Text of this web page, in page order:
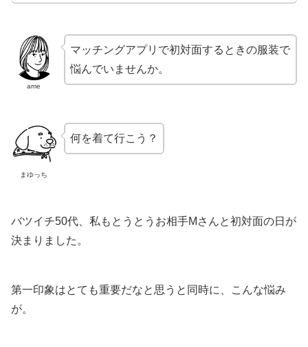
ame
マッチングアプリで初対面するときの服装で
悩んでいませんか。
まゆっち
何を着て行こう？
バツイチ50代、私もとうとうお相手Mさんと初対面の日が
決まりました。
第一印象はとても重要だなと思うと同時に、こんな悩み
が。